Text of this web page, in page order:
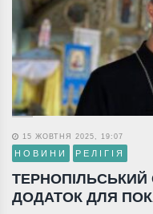
15 ЖОВТНЯ 2025, 19:07
НОВИНИ РЕЛІГІЯ
ДОДАТОК ДЛЯ